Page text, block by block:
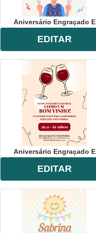
Aniversário Engraçado E
EDITAR
Aniversário Engraçado E
EDITAR